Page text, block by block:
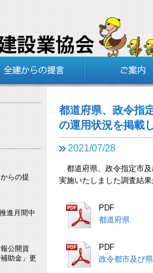
都道府県、政令指
の運用状況を掲載
2021/07/28
都道府県、政令指定市及
実施いたしました調査結
PDF
都道府県
PDF
政令都市及び
らの提
進月間中
公開資
助金」更